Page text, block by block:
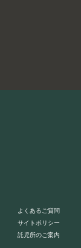
よくあるご質問
サイトポリシー
託児所のご案内